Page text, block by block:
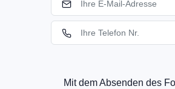
Mit dem Absenden des